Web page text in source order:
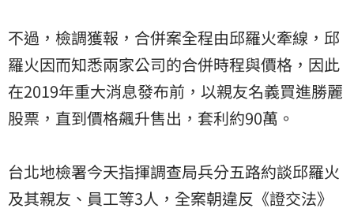
不過，檢調獲報，合併案全程由邱羅火牽線，邱
羅火因而知悉兩家公司的合併時程與價格，因此
在2019年重大消息發布前，以親友名義買進勝麗
股票，直到價格飆升售出，套利約90萬。
台北地檢署今天指揮調查局兵分五路約談邱羅火
及其親友、員工等3人，全案朝違反《證交法》